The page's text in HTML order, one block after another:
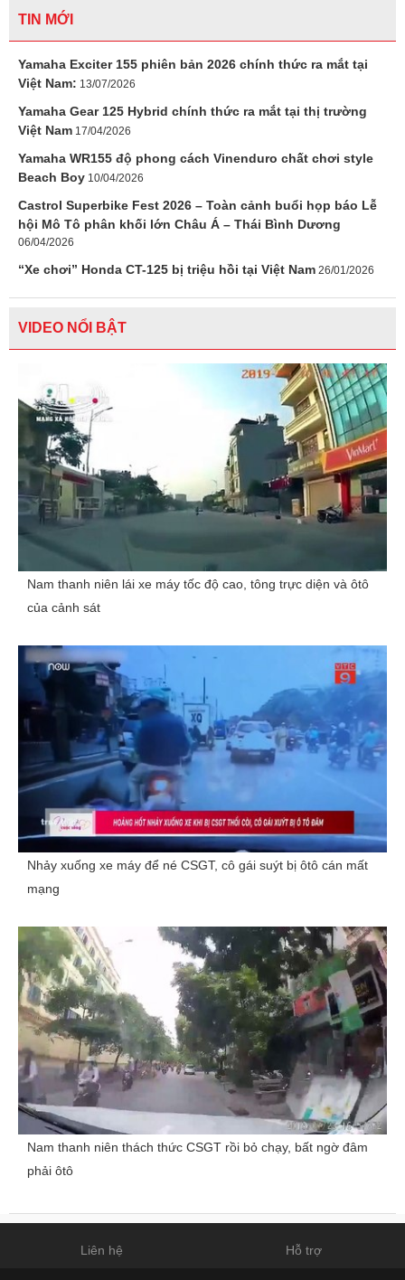
TIN MỚI
Yamaha Exciter 155 phiên bản 2026 chính thức ra mắt tại
Việt Nam: 13/07/2026
Yamaha Gear 125 Hybrid chính thức ra mắt tại thị trường
Việt Nam 17/04/2026
Yamaha WR155 độ phong cách Vinenduro chất chơi style
Beach Boy 10/04/2026
Castrol Superbike Fest 2026 – Toàn cảnh buổi họp báo Lễ
hội Mô Tô phân khối lớn Châu Á – Thái Bình Dương
06/04/2026
“Xe chơi” Honda CT-125 bị triệu hồi tại Việt Nam 26/01/2026
VIDEO NỔI BẬT
Nam thanh niên lái xe máy tốc độ cao, tông trực diện và ôtô
của cảnh sát
Nhảy xuống xe máy để né CSGT, cô gái suýt bị ôtô cán mất
mạng
Nam thanh niên thách thức CSGT rồi bỏ chạy, bất ngờ đâm
phải ôtô
Liên hệ Hỗ trợ